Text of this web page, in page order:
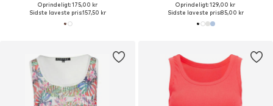
Oprindeligt: 175,00 kr
Sidste laveste pris:157,50 kr
Oprindeligt: 129,00 kr
Sidste laveste pris:85,00 kr